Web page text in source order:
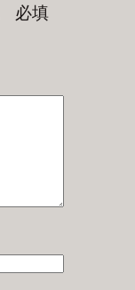
必填